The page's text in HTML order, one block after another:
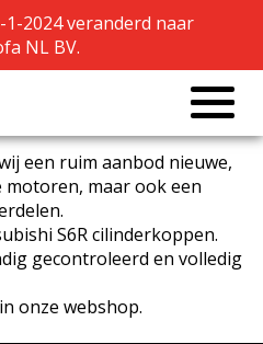
2024 veranderd naar
NL BV.
2024 veranderd naar
NL BV.
een ruim aanbod nieuwe,
maar ook een
S6R cilinderkoppen.
gecontroleerd en volledig
onze webshop.